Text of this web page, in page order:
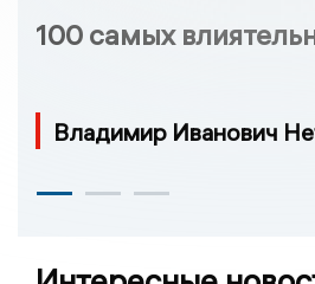
100 самых
Владимир Иванович